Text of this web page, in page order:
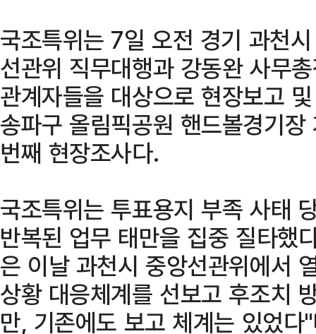
국조특위는 7일 오전 경기 과천
선관위 직무대행과 강동완 사무
관계자들을 대상으로 현장보고
송파구 올림픽공원 핸드볼경기
번째 현장조사다.
국조특위는 투표용지 부족 사태
반복된 업무 태만을 집중 질타했
은 이날 과천시 중앙선관위에서
상황 대응체계를 선보고 후조치
만, 기존에도 보고 체계는 있었